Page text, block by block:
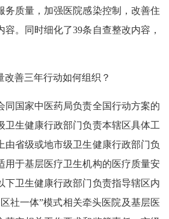
务质量，加强医院感染控制，改善住
容。同时细化了39条自查整改内容，
善三年行动如何组织？
国家中医药局负责全国行动方案的
卫生健康行政部门负责本辖区具体工
由省级或地市级卫生健康行政部门负
用于基层医疗卫生机构的医疗质量安
下卫生健康行政部门负责指导辖区内
社一体”模式相关牵头医院及基层医